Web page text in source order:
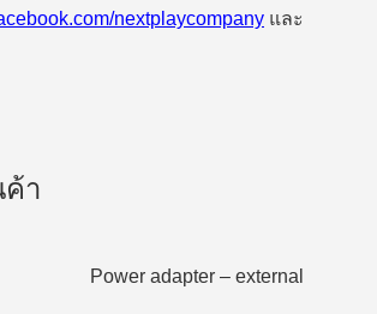
nextplaycompany และ
า
Power adapter – external